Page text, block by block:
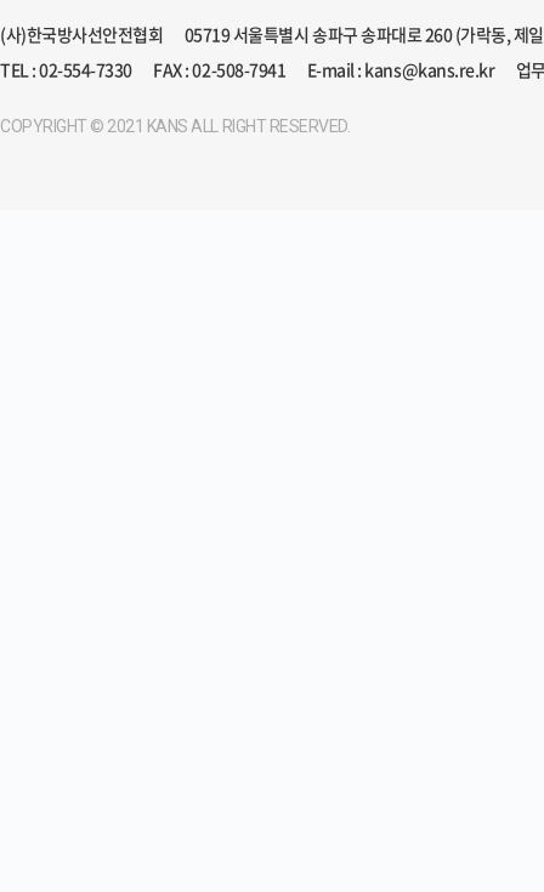
(사)한국방사선안전협회
05719 서울특별시 송파구 송파대로 260 (가락동, 제
TEL : 02-554-7330
FAX : 02-508-7941 E-mail : kans@kans.re.kr 업
COPYRIGHT © 2021 KANS ALL RIGHT RESERVED.